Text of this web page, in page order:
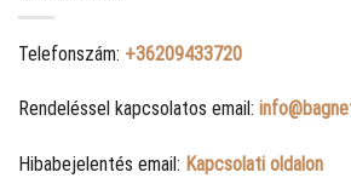
Telefonszám: +36209433720
Rendeléssel kapcsolatos email:
Hibabejelentés email: Kapcsolati oldalon